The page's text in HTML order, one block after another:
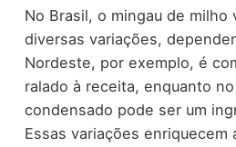
No Brasil, o mingau de milho
diversas variações,
Nordeste, por exemplo, é
ralado à receita, enquanto
condensado pode ser um
Essas variações enriquecem